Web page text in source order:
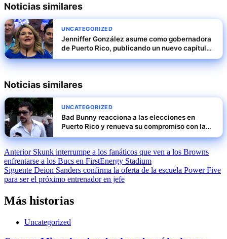
Noticias similares
UNCATEGORIZED
Jenniffer González asume como gobernadora
de Puerto Rico, publicando un nuevo capítulo
en la historia política de la isla
Noticias similares
UNCATEGORIZED
Bad Bunny reacciona a las elecciones en
Puerto Rico y renueva su compromiso con la
isla
Navegación
de
entradas
AnteriorSkunk interrumpe a los fanáticos que ven a los Browns
enfrentarse a los Bucs en FirstEnergy Stadium
Siguente Deion Sanders confirma la oferta de la escuela Power Five
para ser el próximo entrenador en jefe
Más historias
Uncategorized